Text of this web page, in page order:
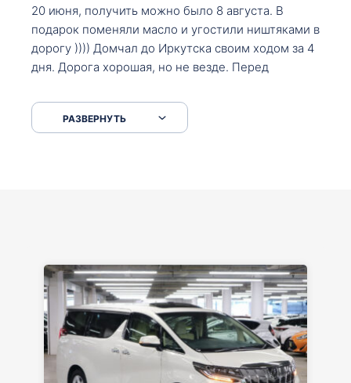
20 июня, получить можно было 8 августа. В
подарок поменяли масло и угостили ништяками в
дорогу )))) Домчал до Иркутска своим ходом за 4
дня. Дорога хорошая, но не везде. Перед
серпантинах по пути следования.
РАЗВЕРНУТЬ